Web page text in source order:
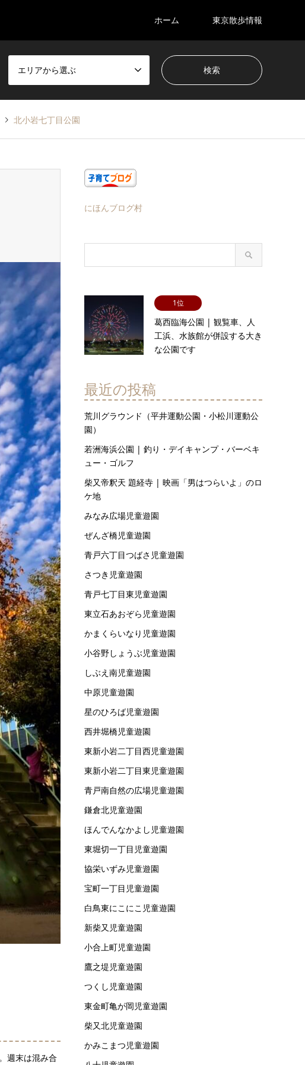
ホーム 東京散歩情報
エリアから選ぶ
北小岩七丁目公園
週末は混み合
にほんブログ村
1位
葛西臨海公園 | 観覧車、人
工浜、水族館が併設する大き
な公園です
最近の投稿
荒川グラウンド（平井運動公園・小松川運動公
園）
若洲海浜公園 | 釣り・デイキャンプ・バーベキ
ュー・ゴルフ
柴又帝釈天 題経寺 | 映画「男はつらいよ」のロ
ケ地
みなみ広場児童遊園
ぜんざ橋児童遊園
青戸六丁目つばさ児童遊園
さつき児童遊園
青戸七丁目東児童遊園
東立石あおぞら児童遊園
かまくらいなり児童遊園
小谷野しょうぶ児童遊園
しぶえ南児童遊園
中原児童遊園
星のひろば児童遊園
西井堀橋児童遊園
東新小岩二丁目西児童遊園
東新小岩二丁目東児童遊園
青戸南自然の広場児童遊園
鎌倉北児童遊園
ほんでんなかよし児童遊園
東堀切一丁目児童遊園
協栄いずみ児童遊園
宝町一丁目児童遊園
白鳥東にこにこ児童遊園
新柴又児童遊園
小合上町児童遊園
鷹之堤児童遊園
つくし児童遊園
東金町亀が岡児童遊園
柴又北児童遊園
かみこまつ児童遊園